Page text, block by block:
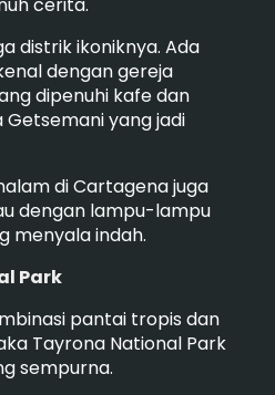
distrik ikoniknya. Ada
dengan gereja
dipenuhi kafe dan
yang jadi
di Cartagena juga
dengan lampu-lampu
menyala indah.
Park
pantai tropis dan
Tayrona National Park
sempurna.